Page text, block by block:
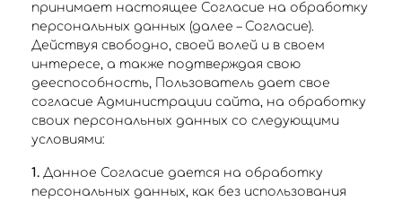
принимает настоящее Согласие на обработку
персональных данных (далее – Согласие).
Действуя свободно, своей волей и в своем
интересе, а также подтверждая свою
дееспособность, Пользователь дает свое
согласие Администрации сайта, на обработку
своих персональных данных со следующими
условиями:
1. Данное Согласие дается на обработку
персональных данных, как без использования